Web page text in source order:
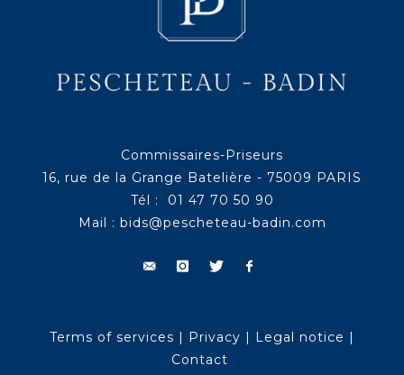
Commissaires-Priseurs
16, rue de la Grange Batelière - 75009 PARIS
Tél : 01 47 70 50 90
Mail : bids@pescheteau-badin.com
Terms of services | Privacy | Legal notice |
Contact